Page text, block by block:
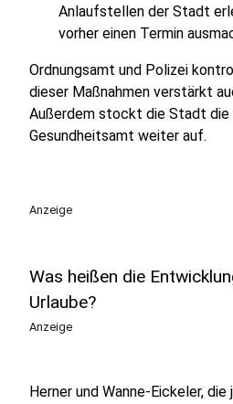
Anlaufstellen der Stadt
vorher einen Termin
Ordnungsamt und Polizei
dieser Maßnahmen verstärkt
Außerdem stockt die Stadt
Gesundheitsamt weiter auf.
Anzeige
Was heißen die
Urlaube?
Anzeige
Herner und Wanne-Eickeler,